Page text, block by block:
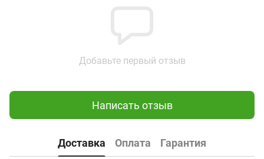
Добавьте первый отзыв
Написать отзыв
Доставка Оплата Гарантия